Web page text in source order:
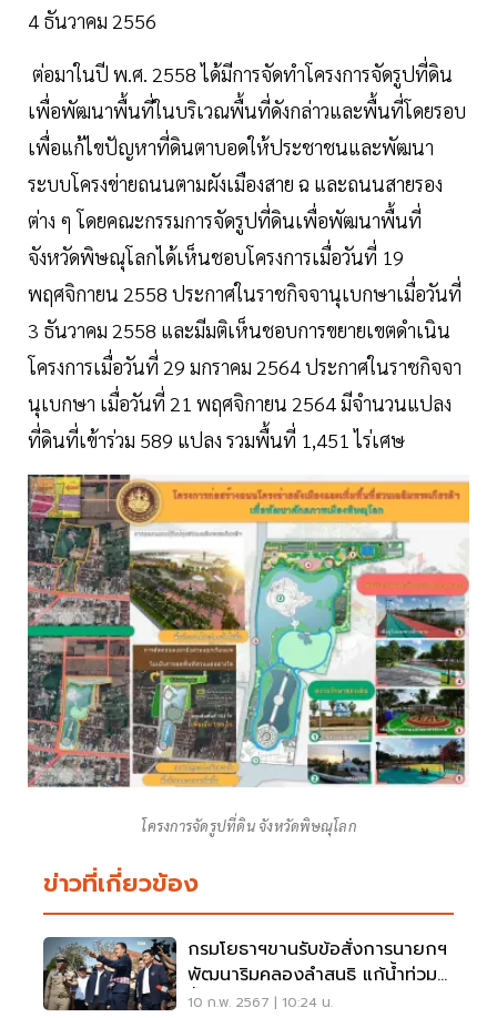
4 ธันวาคม 2556
ต่อมาในปี พ.ศ. 2558 ได้มีการจัดทำโครงการจัดรูปที่ดิน
เพื่อพัฒนาพื้นที่ในบริเวณพื้นที่ดังกล่าวและพื้นที่โดยรอบ
เพื่อแก้ไขปัญหาที่ดินตาบอดให้ประชาชนและพัฒนา
ระบบโครงข่ายถนนตามผังเมืองสาย ฉ และถนนสายรอง
ต่าง ๆ โดยคณะกรรมการจัดรูปที่ดินเพื่อพัฒนาพื้นที่
จังหวัดพิษณุโลกได้เห็นชอบโครงการเมื่อวันที่ 19
พฤศจิกายน 2558 ประกาศในราชกิจจานุเบกษาเมื่อวันที่
3 ธันวาคม 2558 และมีมติเห็นชอบการขยายเขตดำเนิน
โครงการเมื่อวันที่ 29 มกราคม 2564 ประกาศในราชกิจจา
นุเบกษา เมื่อวันที่ 21 พฤศจิกายน 2564 มีจำนวนแปลง
ที่ดินที่เข้าร่วม 589 แปลง รวมพื้นที่ 1,451 ไร่เศษ
โครงการจัดรูปที่ดิน จังหวัดพิษณุโลก
ข่าวที่เกี่ยวข้อง
กรมโยธาฯขานรับข้อสั่งการนายกฯ
พัฒนาริมคลองลำสนธิ แก้น้ำท่วม
น้ำแล้งลพบุรี
10 ก.พ. 2567 | 10:24 น.